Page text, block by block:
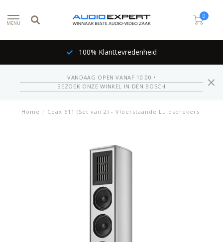
MENU
0
100% Klanttevredenheid
VANDAAG OPEN VANAF 10:00 •
BEZOEK ONZE WINKEL IN DEN BOSCH
Home / Coax 611 (Set van 2) - Vloerstaande Luidsprekers